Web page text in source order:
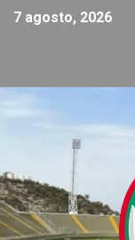
7 agosto, 2026